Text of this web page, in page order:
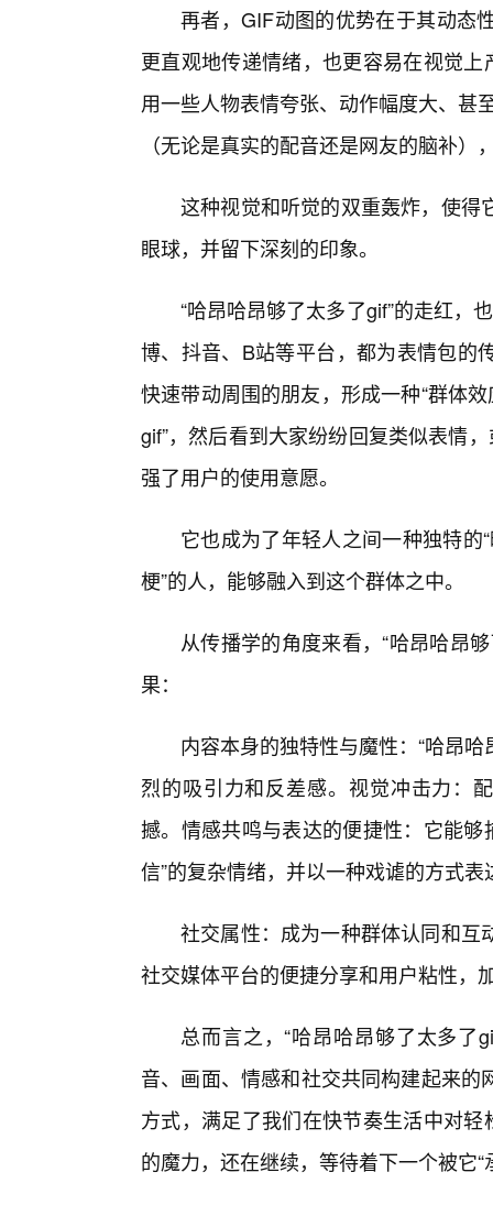
再者，GIF动图的优势在于其动态
更直观地传递情绪，也更容易在视觉
用一些人物表情夸张、动作幅度大、甚
（无论是真实的配音还是网友的脑补
这种视觉和听觉的双重轰炸，使得
眼球，并留下深刻的印象。
“哈昂哈昂够了太多了gif”的走红，
博、抖音、B站等平台，都为表情包的
快速带动周围的朋友，形成一种“群体
gif”，然后看到大家纷纷回复类似表情
强了用户的使用意愿。
它也成为了年轻人之间一种独特的
梗”的人，能够融入到这个群体之中。
从传播学的角度来看，“哈昂哈昂
果：
内容本身的独特性与魔性：“哈昂
烈的吸引力和反差感。视觉冲击力：
撼。情感共鸣与表达的便捷性：它能够
信”的复杂情绪，并以一种戏谑的方式表
社交属性：成为一种群体认同和互
社交媒体平台的便捷分享和用户粘性，
总而言之，“哈昂哈昂够了太多了
音、画面、情感和社交共同构建起来
方式，满足了我们在快节奏生活中对
的魔力，还在继续，等待着下一个被它“